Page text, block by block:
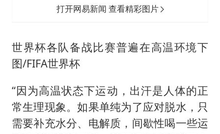
打开网易新闻 查看精彩图片
世界杯各队备战比赛普遍在高温环境下
图/FIFA世界杯
“因为高温状态下运动，出汗是人体的正
常生理现象。如果单纯为了应对脱水，只
需要补充水分、电解质，间歇性喝一些运